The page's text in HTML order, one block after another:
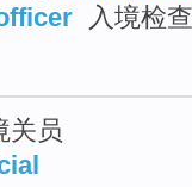
入境检
关员